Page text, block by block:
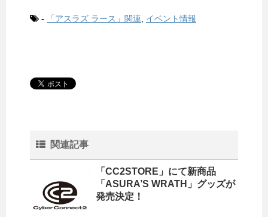
- 「アスラズ ラース」関連 イベント情報
関連記事
「CC2STORE」にて新商品
「ASURA’S WRATH」グッズが
発売決定！